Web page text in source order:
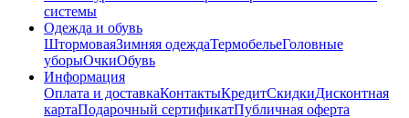
системы
Одежда и обувь
ШтормоваяЗимняя одеждаТермобельеГоловные
уборыОчкиОбувь
Информация
Оплата и доставкаКонтактыКредитСкидкиДисконтная
картаПодарочный сертификатПубличная оферта